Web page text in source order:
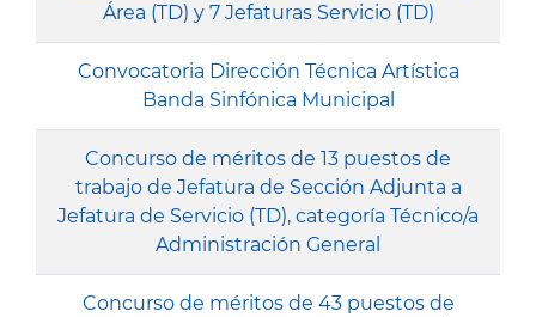
Área (TD) y 7 Jefaturas Servicio (TD)
Convocatoria Dirección Técnica Artística
Banda Sinfónica Municipal
Concurso de méritos de 13 puestos de
trabajo de Jefatura de Sección Adjunta a
Jefatura de Servicio (TD), categoría Técnico/a
Administración General
Concurso de méritos de 43 puestos de